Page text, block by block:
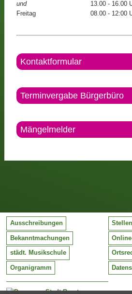
und
13.00 - 16.00
Freitag
08.00 - 12:00
Kontaktformular
Terminvergabe Bürgerbüro
Mängelmelder
Stadt Barntrup
Ausschreibungen
Bekanntmachungen
städt. Musikschule
Organigramm